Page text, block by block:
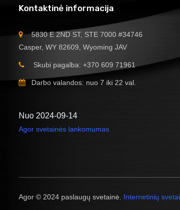
Kontaktinė informacija
5830 E 2ND ST, STE 7000 #34746
Casper, WY 82609, Wyoming JAV
Skubi pagalba: +370 609 71961
Darbo valandos: nuo 7 iki 22 val.
Nuo 2024-09-14
Agor svetainės lankomumas
Agor © 2024 paslaugų svetainė. Internetinių